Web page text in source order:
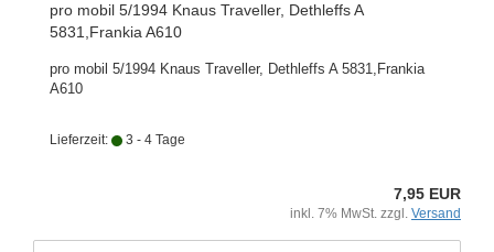
pro mobil 5/1994 Knaus Traveller, Dethleffs A
5831,Frankia A610
pro mobil 5/1994 Knaus Traveller, Dethleffs A 5831,Frankia
A610
Lieferzeit: 3 - 4 Tage
7,95 EUR
inkl. 7% MwSt. zzgl. Versand